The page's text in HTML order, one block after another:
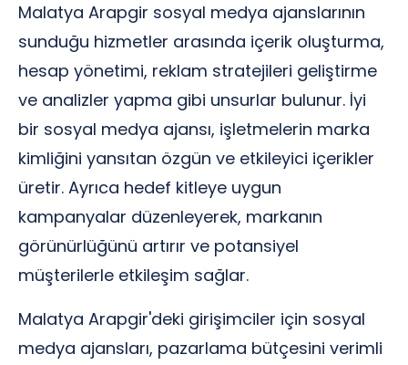
Malatya Arapgir sosyal medya ajanslarının
sunduğu hizmetler arasında içerik oluşturma,
hesap yönetimi, reklam stratejileri geliştirme
ve analizler yapma gibi unsurlar bulunur. İyi
bir sosyal medya ajansı, işletmelerin marka
kimliğini yansıtan özgün ve etkileyici içerikler
üretir. Ayrıca hedef kitleye uygun
kampanyalar düzenleyerek, markanın
görünürlüğünü artırır ve potansiyel
müşterilerle etkileşim sağlar.
Malatya Arapgir'deki girişimciler için sosyal
medya ajansları, pazarlama bütçesini verimli